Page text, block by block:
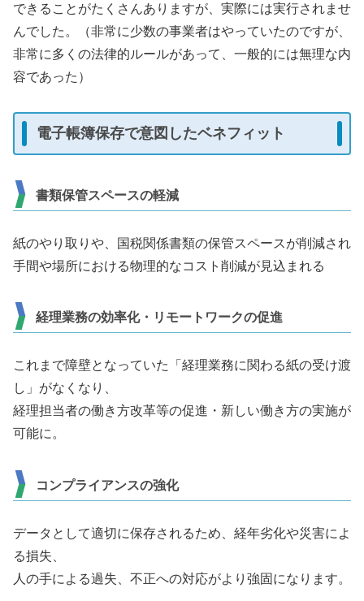
できることがたくさんありますが、実際には実行されませ
んでした。（非常に少数の事業者はやっていたのですが、
非常に多くの法律的ルールがあって、一般的には無理な内
容であった）
電子帳簿保存で意図したベネフィット
書類保管スペースの軽減
紙のやり取りや、国税関係書類の保管スペースが削減され
手間や場所における物理的なコスト削減が見込まれる
経理業務の効率化・リモートワークの促進
これまで障壁となっていた「経理業務に関わる紙の受け渡
し」がなくなり、
経理担当者の働き方改革等の促進・新しい働き方の実施が
可能に。
コンプライアンスの強化
データとして適切に保存されるため、経年劣化や災害によ
る損失、
人の手による過失、不正への対応がより強固になります。